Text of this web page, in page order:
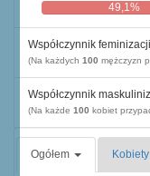
49,1%
Współczynnik feminizacji
(Na każdych 100 mężczyzn
Współczynnik
(Na każde 100 kobiet
Ogółem